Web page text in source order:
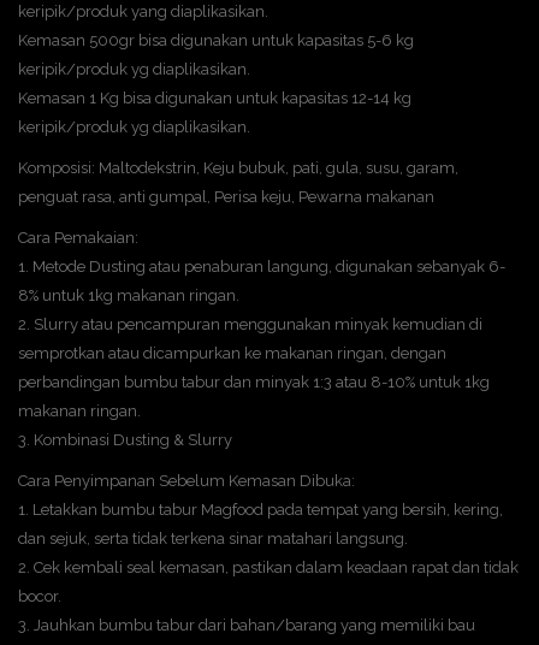
keripik/produk yang diaplikasikan.
Kemasan 500gr bisa digunakan untuk kapasitas 5-6 kg
keripik/produk yg diaplikasikan.
Kemasan 1 Kg bisa digunakan untuk kapasitas 12-14 kg
keripik/produk yg diaplikasikan.
Komposisi: Maltodekstrin, Keju bubuk, pati, gula, susu, garam,
penguat rasa, anti gumpal, Perisa keju, Pewarna makanan
Cara Pemakaian:
1. Metode Dusting atau penaburan langung, digunakan sebanyak 6-
8% untuk 1kg makanan ringan.
2. Slurry atau pencampuran menggunakan minyak kemudian di
semprotkan atau dicampurkan ke makanan ringan, dengan
perbandingan bumbu tabur dan minyak 1:3 atau 8-10% untuk 1kg
makanan ringan.
3. Kombinasi Dusting & Slurry
Cara Penyimpanan Sebelum Kemasan Dibuka:
1. Letakkan bumbu tabur Magfood pada tempat yang bersih, kering,
dan sejuk, serta tidak terkena sinar matahari langsung.
2. Cek kembali seal kemasan, pastikan dalam keadaan rapat dan tidak
bocor.
3. Jauhkan bumbu tabur dari bahan/barang yang memiliki bau